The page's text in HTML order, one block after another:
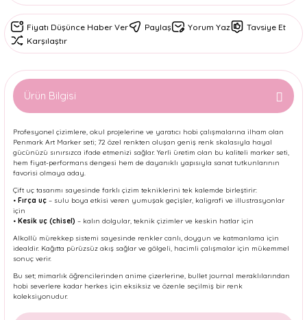
Fiyatı Düşünce Haber Ver Paylaş Yorum Yaz
Tavsiye Et
Karşılaştır
Ürün Bilgisi
Profesyonel çizimlere, okul projelerine ve yaratıcı hobi çalışmalarına ilham olan
Penmark Art Marker seti; 72 özel renkten oluşan geniş renk skalasıyla hayal
gücünüzü sınırsızca ifade etmenizi sağlar. Yerli üretim olan bu kaliteli marker seti,
hem fiyat-performans dengesi hem de dayanıklı yapısıyla sanat tutkunlarının
favorisi olmaya aday.
Çift uç tasarımı sayesinde farklı çizim tekniklerini tek kalemde birleştirir:
• Fırça uç – sulu boya etkisi veren yumuşak geçişler, kaligrafi ve illustrasyonlar
için
• Kesik uç (chisel) – kalın dolgular, teknik çizimler ve keskin hatlar için
Alkollü mürekkep sistemi sayesinde renkler canlı, doygun ve katmanlama için
idealdir. Kağıtta pürüzsüz akış sağlar ve gölgeli, hacimli çalışmalar için mükemmel
sonuç verir.
Bu set; mimarlık öğrencilerinden anime çizerlerine, bullet journal meraklılarından
hobi severlere kadar herkes için eksiksiz ve özenle seçilmiş bir renk
koleksiyonudur.